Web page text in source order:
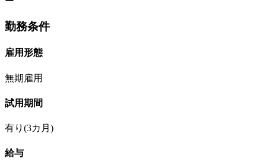
勤務条件
雇用形態
無期雇用
試用期間
有り(3カ月)
給与